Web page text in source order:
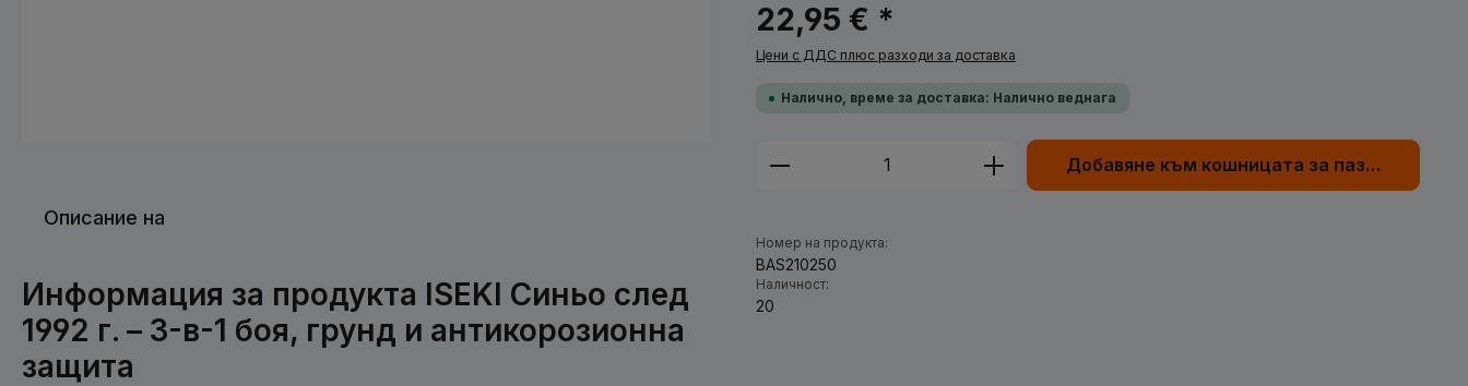
22,95 € *
Цени с ДДС плюс разходи за доставка
Налично, време за доставка: Налично веднага
Количество на продукта: Въведете желаната сума
Добавяне към кошницата за пазаруване
Номер на продукта:
BAS210250
Наличност:
20
Описание на
Информация за продукта ISEKI Синьо след
1992 г. – 3-в-1 боя, грунд и антикорозионна
защита